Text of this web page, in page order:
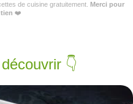
de cuisine gratuitement. Merci pour
❤️
👇